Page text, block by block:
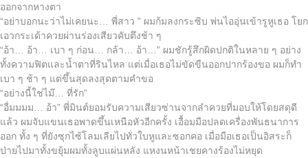
ออกจากหางตา
“อย่าบอกนะว่าไม่เคยนะ… พี่สาว ” ผมก้มลงกระซิบ พ่นไออุ่นเข้ารูหูเธอ โยก
เอวกระเด้าควยผ่านร่องเสียวคับตึงช้า ๆ
“อ้า… อ้า… เบา ๆ ก่อน… กล้า… อ้า…” ผมชักรู้สึกผิดปกติในหลาย ๆ อย่าง
ทั้งความฟิตและน้ำตาที่รินไหล แต่เมื่อเธอไม่ขัดขืนออกปากร้องขอ ผมก็ทำ
เบา ๆ ช้า ๆ แต่ขึ้นสุดลงสุดตามคำขอ
“อย่างนี้ใช่ไม๊… ที่รัก”
“อื่มมมม… อ้า” พี่มินต์ยอมรับความเสียวซ่านจากลำควยที่มอบให้โดยสดุดี
แล้ว ผมจับแขนเธอพาดขึ้นเหนือหัวอีกครั้ง เอื้อมมือปลดเครื่องพันธนาการ
ออก ทั้ง ๆ ที่ยังซุกไซ้โลมเลียไปทั่วใบหูและซอกคอ เมื่อมือเธอเป็นอิสระก็
ป่ายไปมาทั้งขยุ้มผมทั้งลูบแผ่นหลัง แหงนหน้าเชยคางร้องไม่หยุด